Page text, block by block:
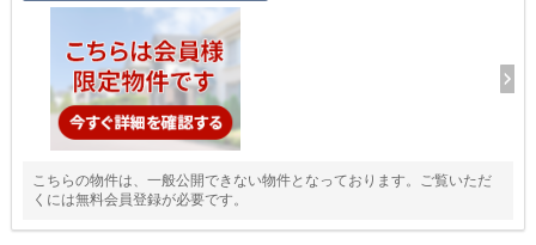
こちらの物件は、一般公開できない物件となっております。ご覧いただ
くには無料会員登録が必要です。